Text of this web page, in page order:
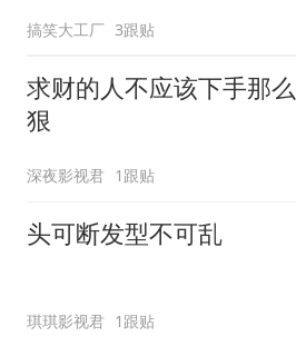
搞笑大工厂 3跟贴
求财的人不应该下手那么
狠
深夜影视君 1跟贴
头可断发型不可乱
琪琪影视君 1跟贴